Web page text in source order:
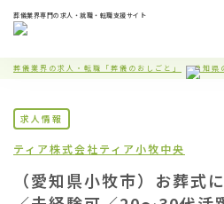
葬儀業界専門の求人・就職・転職支援サイト
葬儀業界の求人・転職「葬儀のおしごと」 愛知県
求人情報
ティア株式会社ティア小牧中央
（愛知県小牧市）お葬式